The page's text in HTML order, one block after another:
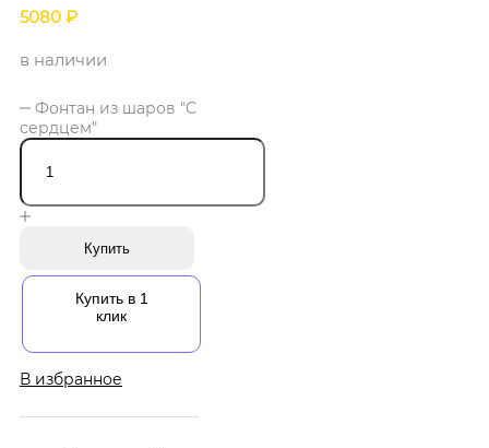
5080 ₽
в наличии
Фонтан из шаров "С
сердцем"
Купить
Купить в 1
клик
В избранное